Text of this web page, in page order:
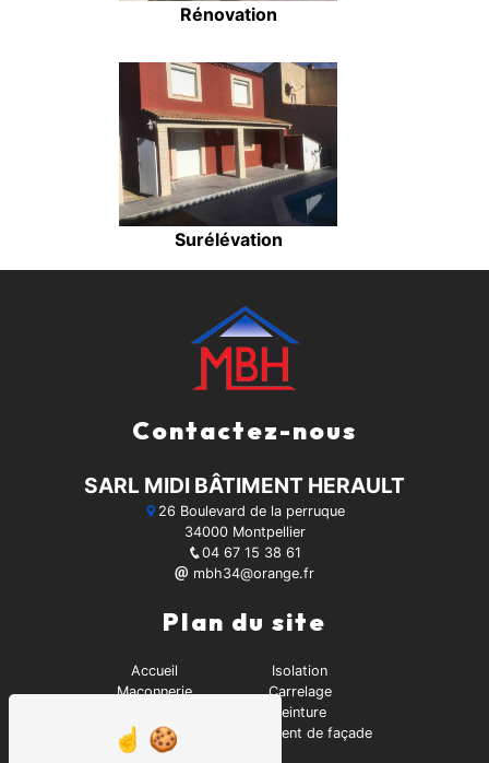
Rénovation
Surélévation
Contactez-nous
SARL MIDI BÂTIMENT HERAULT
26 Boulevard de la perruque
34000 Montpellier
04 67 15 38 61
mbh34@orange.fr
Plan du site
Accueil
Maçonnerie
Rénovation
Isolation
Carrelage
Peinture
Ravalement de façade